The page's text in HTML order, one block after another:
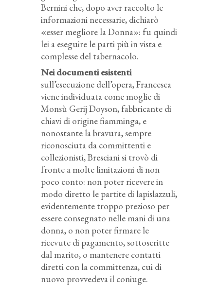
Bernini che, dopo aver raccolto le
informazioni necessarie, dichiarò
«esser megliore la Donna»: fu quindi
lei a eseguire le parti più in vista e
complesse del tabernacolo.
Nei documenti esistenti
sull’esecuzione dell’opera, Francesca
viene individuata come moglie di
Monsù Gerij Doyson, fabbricante di
chiavi di origine fiamminga, e
nonostante la bravura, sempre
riconosciuta da committenti e
collezionisti, Bresciani si trovò di
fronte a molte limitazioni di non
poco conto: non poter ricevere in
modo diretto le partite di lapislazzuli,
evidentemente troppo prezioso per
essere consegnato nelle mani di una
donna, o non poter firmare le
ricevute di pagamento, sottoscritte
dal marito, o mantenere contatti
diretti con la committenza, cui di
nuovo provvedeva il coniuge.